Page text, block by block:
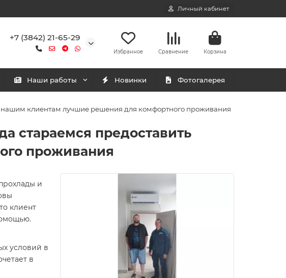
Личный кабинет
+7 (3842) 21-65-29
Избранное Сравнение Корзина
Наши работы Новинки Фотогалерея
нашим клиентам лучшие решения для комфортного проживания
стараемся предоставить
проживания
и
клиент
условий в
в